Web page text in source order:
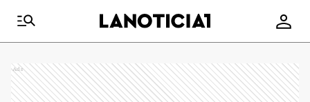
Ads